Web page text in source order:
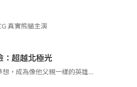
真實熊貓主演
：超越北極光
想，成為像他父親一樣的英雄…